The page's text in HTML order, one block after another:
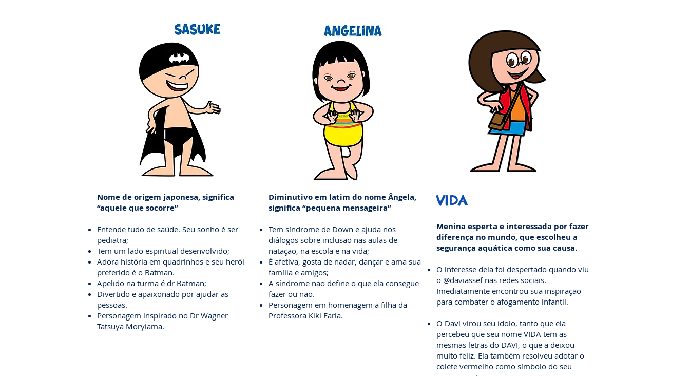
Nome de origem japonesa, significa
“aquele que socorre”
Entende tudo de saúde. Seu sonho é ser
pediatra;
Tem um lado espiritual desenvolvido;
Adora história em quadrinhos e seu herói
preferido é o Batman.
Apelido na turma é dr Batman;
Divertido e apaixonado por ajudar as
pessoas.
Personagem inspirado no Dr Wagner
Tatsuya Moryiama.
Diminutivo em latim do nome Ângela,
significa “pequena mensageira”
Tem síndrome de Down e ajuda nos
diálogos sobre inclusão nas aulas de
natação, na escola e na vida;
É afetiva, gosta de nadar, dançar e ama sua
família e amigos;
A síndrome não define o que ela consegue
fazer ou não.
Personagem em homenagem a filha da
Professora Kiki Faria.
VIDA
Menina esperta e interessada por fazer
diferença no mundo, que escolheu a
segurança aquática como sua causa.
O interesse dela foi despertado quando viu
o @daviassef nas redes sociais.
Imediatamente encontrou sua inspiração
para combater o afogamento infantil.
O Davi virou seu ídolo, tanto que ela
percebeu que seu nome VIDA tem as
mesmas letras do DAVI, o que a deixou
muito feliz. Ela também resolveu adotar o
colete vermelho como símbolo do seu